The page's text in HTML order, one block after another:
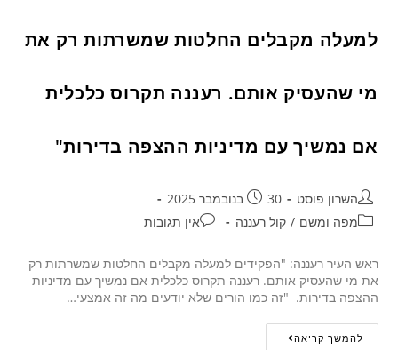
למעלה מקבלים החלטות שמשרתות רק את
מי שהעסיק אותם. רעננה תקרוס כלכלית
אם נמשיך עם מדיניות ההצפה בדירות"
השרון פוסט
30 בנובמבר 2025
מפה ומשם / קול רעננה אין תגובות
ראש העיר רעננה: "הפקידים למעלה מקבלים החלטות שמשרתות רק
את מי שהעסיק אותם. רעננה תקרוס כלכלית אם נמשיך עם מדיניות
ההצפה בדירות. "זה כמו הורים שלא יודעים מה זה אמצעי…
להמשך קריאה